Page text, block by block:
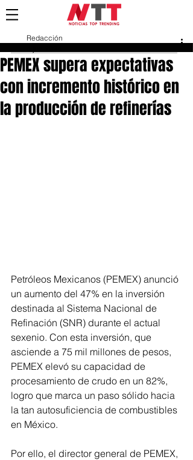
PEMEX supera expectativas
con incremento histórico en
la producción de refinerías
Redacción
Petróleos Mexicanos (PEMEX) anunció
un aumento del 47% en la inversión
destinada al Sistema Nacional de
Refinación (SNR) durante el actual
sexenio. Con esta inversión, que
asciende a 75 mil millones de pesos,
PEMEX elevó su capacidad de
procesamiento de crudo en un 82%,
logro que marca un paso sólido hacia
la tan autosuficiencia de combustibles
en México.
Por ello, el director general de PEMEX,